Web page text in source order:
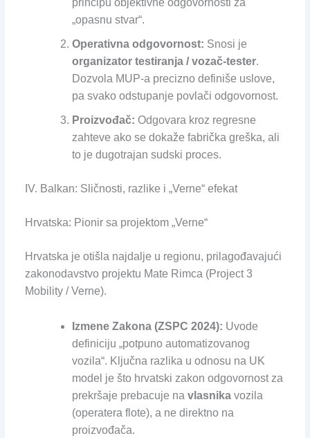
principu objektivne odgovornosti za
„opasnu stvar“.
Operativna odgovornost: Snosi je
organizator testiranja / vozač-tester.
Dozvola MUP-a precizno definiše uslove,
pa svako odstupanje povlači odgovornost.
Proizvođač: Odgovara kroz regresne
zahteve ako se dokaže fabrička greška, ali
to je dugotrajan sudski proces.
IV. Balkan: Sličnosti, razlike i „Verne“ efekat
Hrvatska: Pionir sa projektom „Verne“
Hrvatska je otišla najdalje u regionu, prilagođavajući
zakonodavstvo projektu Mate Rimca (Project 3
Mobility / Verne).
Izmene Zakona (ZSPC 2024): Uvode
definiciju „potpuno automatizovanog
vozila“. Ključna razlika u odnosu na UK
model je što hrvatski zakon odgovornost za
prekršaje prebacuje na vlasnikavozila
(operatera flote), a ne direktno na
proizvođača.